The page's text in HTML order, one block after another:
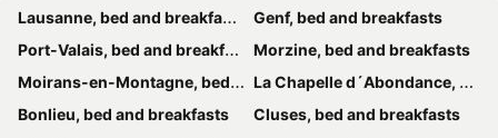
Le Point du jour
Bnb Atelier De St. Maurice
Les Chambres de Mado
Room 3 near the airport, Riant Bosquet 1218 Grand Saconnex
Lausanne, bed and breakfasts
Genf, bed and breakfasts
Port-Valais, bed and breakfasts
Morzine, bed and breakfasts
Moirans-en-Montagne, bed and breakfasts
La Chapelle d´Abondance, bed and breakfasts
Bonlieu, bed and breakfasts
Cluses, bed and breakfasts